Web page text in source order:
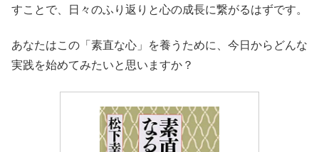
すことで、日々のふり返りと心の成長に繋がるはずです。
あなたはこの「素直な心」を養うために、今日からどんな
実践を始めてみたいと思いますか？